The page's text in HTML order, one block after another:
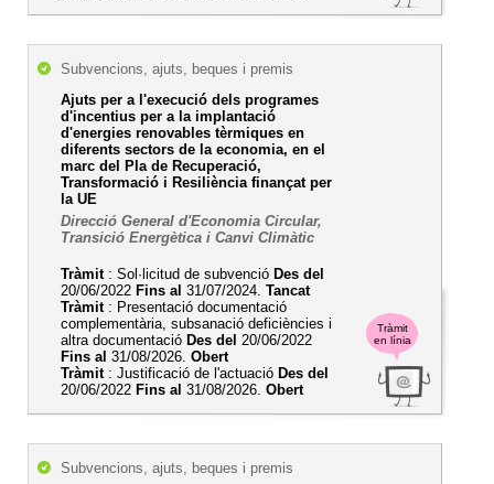
Tràmit
en línia
Subvencions, ajuts, beques i premis
Ajuts per a l'execució dels programes
d'incentius per a la implantació
d'energies renovables tèrmiques en
diferents sectors de la economia, en el
marc del Pla de Recuperació,
Transformació i Resiliència finançat per
la UE
Direcció General d'Economia Circular,
Transició Energètica i Canvi Climàtic
Tràmit: Sol·licitud de subvenció Des del
20/06/2022 Fins al 31/07/2024. Tancat
Tràmit: Presentació documentació
complementària, subsanació deficiències i
altra documentació Des del 20/06/2022
Fins al 31/08/2026. Obert
Tràmit: Justificació de l'actuació Des del
20/06/2022 Fins al 31/08/2026. Obert
Subvencions, ajuts, beques i premis